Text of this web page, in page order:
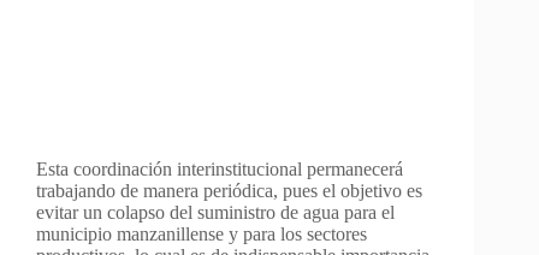
Esta coordinación interinstitucional permanecerá
trabajando de manera periódica, pues el objetivo es
evitar un colapso del suministro de agua para el
municipio manzanillense y para los sectores